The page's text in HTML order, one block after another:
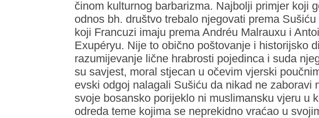
činom kulturnog barbarizma. Najbolji primjer koji
odnos bh. društvo trebalo njegovati prema
koji Francuzi imaju prema Andréu Malrauxu i
Exupéryu. Nije to obično poštovanje i historijsko
razumijevanje lične hrabrosti pojedinca i suda
su savjest, moral stjecan u očevim vjerski
evski odgoj nalagali Sušiću da nikad ne zaboravi
svoje bosansko porijeklo ni muslimansku vjeru u
odreda teme kojima se neprekidno vraćao u